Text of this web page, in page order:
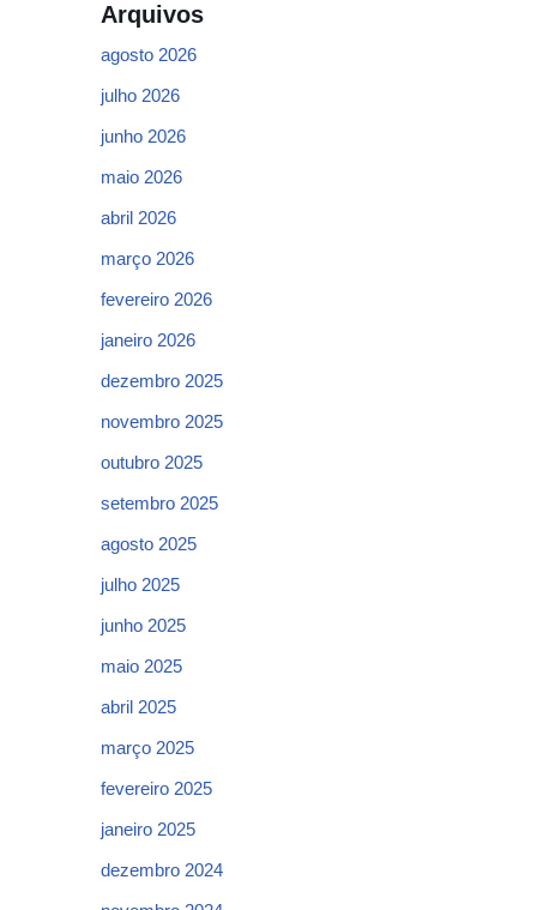
Arquivos
agosto 2026
julho 2026
junho 2026
maio 2026
abril 2026
março 2026
fevereiro 2026
janeiro 2026
dezembro 2025
novembro 2025
outubro 2025
setembro 2025
agosto 2025
julho 2025
junho 2025
maio 2025
abril 2025
março 2025
fevereiro 2025
janeiro 2025
dezembro 2024